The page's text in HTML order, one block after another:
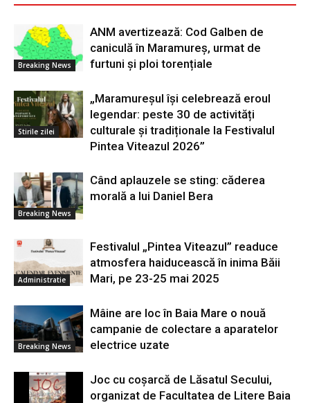
Breaking News
ANM avertizează: Cod Galben de
caniculă în Maramureș, urmat de
furtuni și ploi torențiale
Stirile zilei
„Maramureșul își celebrează eroul
legendar: peste 30 de activități
culturale și tradiționale la Festivalul
Pintea Viteazul 2026”
Breaking News
Când aplauzele se sting: căderea
morală a lui Daniel Bera
Administratie
Festivalul „Pintea Viteazul” readuce
atmosfera haiducească în inima Băii
Mari, pe 23-25 mai 2025
Breaking News
Mâine are loc în Baia Mare o nouă
campanie de colectare a aparatelor
electrice uzate
Joc cu coșarcă de Lăsatul Secului,
organizat de Facultatea de Litere Baia